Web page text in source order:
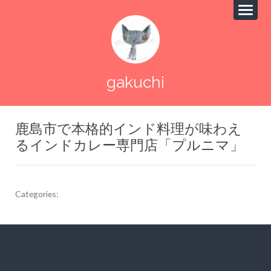
gakuchi
鹿島市で本格的インド料理が味わえ
るインドカレー専門店「プルニマ」
Categories: